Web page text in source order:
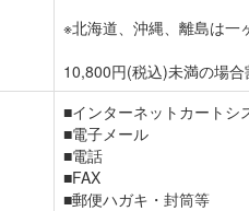
※北海道、沖縄、離島は一
10,800円(税込)未満の場合
■インターネットカートシ
■電子メール
■電話
■FAX
■郵便ハガキ・封筒等